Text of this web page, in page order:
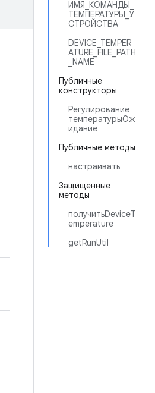
ИМЯ_КОМАНДЫ_
ТЕМПЕРАТУРЫ_У
СТРОЙСТВА
DEVICE_TEMPER
ATURE_FILE_PATH
_NAME
Публичные
конструкторы
Регулирование
температурыОж
идание
Публичные методы
настраивать
Защищенные
методы
получитьDeviceT
emperature
getRunUtil